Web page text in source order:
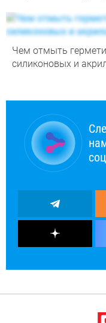
Чем отмыть
силиконовых и